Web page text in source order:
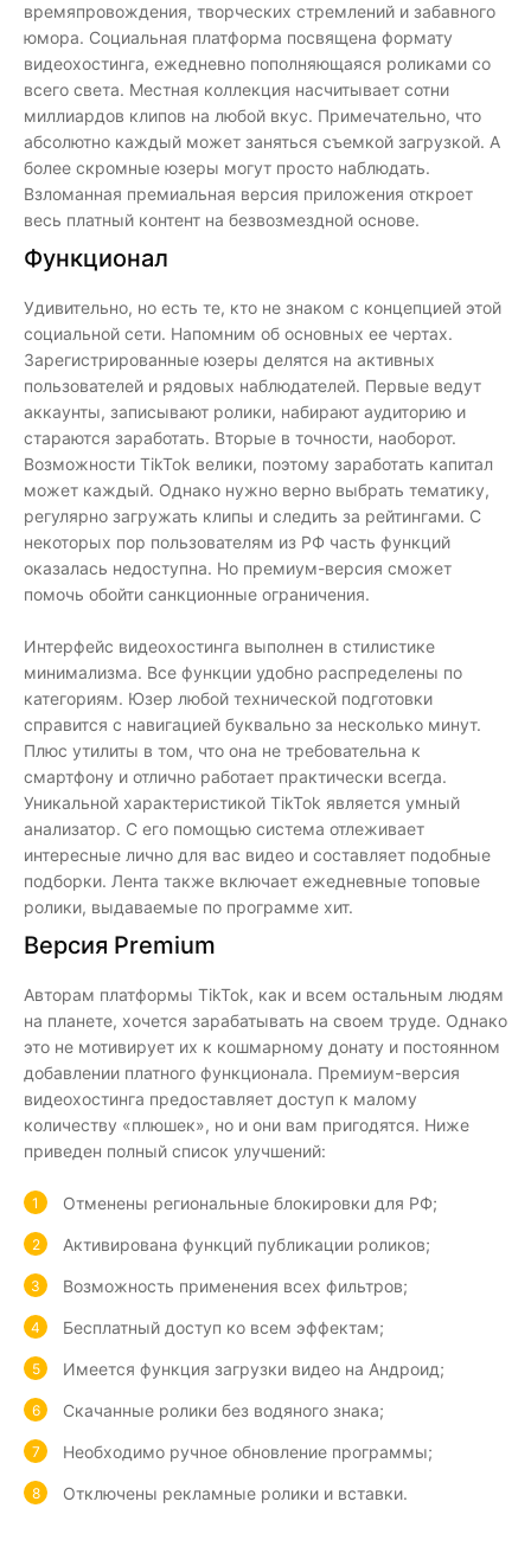
времяпровождения, творческих стремлений и забавного
юмора. Социальная платформа посвящена формату
видеохостинга, ежедневно пополняющаяся роликами со
всего света. Местная коллекция насчитывает сотни
миллиардов клипов на любой вкус. Примечательно, что
абсолютно каждый может заняться съемкой загрузкой. А
более скромные юзеры могут просто наблюдать.
Взломанная премиальная версия приложения откроет
весь платный контент на безвозмездной основе.
Функционал
Удивительно, но есть те, кто не знаком с концепцией этой
социальной сети. Напомним об основных ее чертах.
Зарегистрированные юзеры делятся на активных
пользователей и рядовых наблюдателей. Первые ведут
аккаунты, записывают ролики, набирают аудиторию и
стараются заработать. Вторые в точности, наоборот.
Возможности TikTok велики, поэтому заработать капитал
может каждый. Однако нужно верно выбрать тематику,
регулярно загружать клипы и следить за рейтингами. С
некоторых пор пользователям из РФ часть функций
оказалась недоступна. Но премиум-версия сможет
помочь обойти санкционные ограничения.
Интерфейс видеохостинга выполнен в стилистике
минимализма. Все функции удобно распределены по
категориям. Юзер любой технической подготовки
справится с навигацией буквально за несколько минут.
Плюс утилиты в том, что она не требовательна к
смартфону и отлично работает практически всегда.
Уникальной характеристикой TikTok является умный
анализатор. С его помощью система отлеживает
интересные лично для вас видео и составляет подобные
подборки. Лента также включает ежедневные топовые
ролики, выдаваемые по программе хит.
Версия Premium
Авторам платформы TikTok, как и всем остальным людям
на планете, хочется зарабатывать на своем труде. Однако
это не мотивирует их к кошмарному донату и постоянном
добавлении платного функционала. Премиум-версия
видеохостинга предоставляет доступ к малому
количеству «плюшек», но и они вам пригодятся. Ниже
приведен полный список улучшений:
Отменены региональные блокировки для РФ;
Активирована функций публикации роликов;
Возможность применения всех фильтров;
Бесплатный доступ ко всем эффектам;
Имеется функция загрузки видео на Андроид;
Скачанные ролики без водяного знака;
Необходимо ручное обновление программы;
Отключены рекламные ролики и вставки.